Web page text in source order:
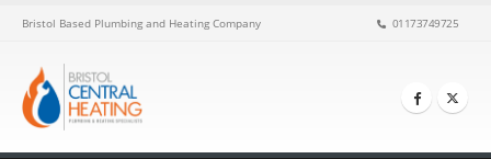
Bristol Based Plumbing and Heating Company 01173749725